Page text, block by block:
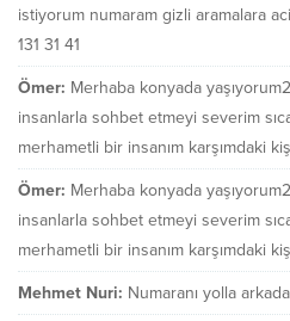
istiyorum numaram gizli aramalara
131 31 41
Ömer: Merhaba konyada
insanlarla sohbet etmeyi severim
merhametli bir insanım karşımdaki
Ömer: Merhaba konyada
insanlarla sohbet etmeyi severim
merhametli bir insanım karşımdaki
Mehmet Nuri: Numaranı yolla